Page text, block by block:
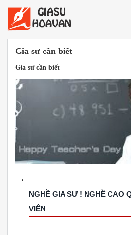
Gia sư cần biết
Gia sư cần biết
NGHỀ GIA SƯ ! NGHỀ CAO
VIÊN